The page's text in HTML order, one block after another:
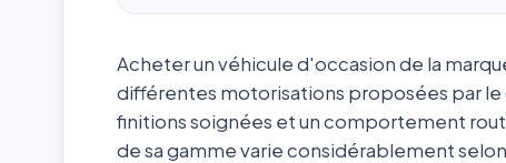
Acheter un véhicule d'occasion de la
différentes motorisations proposées par
finitions soignées et un comportement
de sa gamme varie considérablement